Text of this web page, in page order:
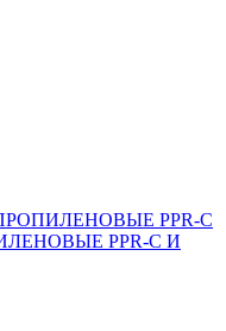
PPR-C
PPR-C И